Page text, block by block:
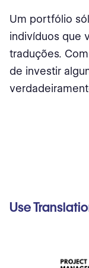
Um portfólio
indivíduos que
traduções.
de investir
Use